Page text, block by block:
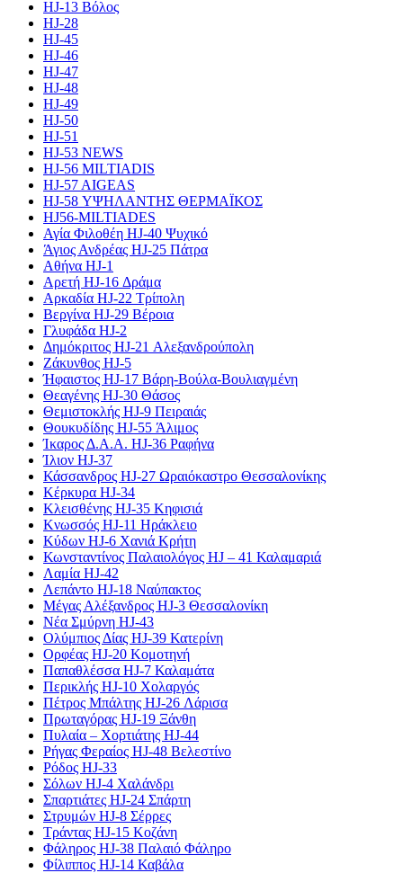
HJ-13 Βόλος
HJ-28
HJ-45
HJ-46
HJ-47
HJ-48
HJ-49
HJ-50
HJ-51
HJ-53 NEWS
HJ-56 MILTIADIS
HJ-57 AIGEAS
HJ-58 ΥΨΗΛΑΝΤΗΣ ΘΕΡΜΑΪΚΟΣ
HJ56-MILTIADES
Αγία Φιλοθέη HJ-40 Ψυχικό
Άγιος Ανδρέας HJ-25 Πάτρα
Αθήνα HJ-1
Αρετή HJ-16 Δράμα
Αρκαδία HJ-22 Τρίπολη
Βεργίνα HJ-29 Βέροια
Γλυφάδα HJ-2
Δημόκριτος HJ-21 Αλεξανδρούπολη
Ζάκυνθος HJ-5
Ήφαιστος HJ-17 Βάρη-Βούλα-Βουλιαγμένη
Θεαγένης HJ-30 Θάσος
Θεμιστοκλής HJ-9 Πειραιάς
Θουκυδίδης HJ-55 Άλιμος
Ίκαρος Δ.Α.Α. HJ-36 Ραφήνα
Ίλιον HJ-37
Κάσσανδρος HJ-27 Ωραιόκαστρο Θεσσαλονίκης
Κέρκυρα HJ-34
Κλεισθένης HJ-35 Κηφισιά
Κνωσσός HJ-11 Ηράκλειο
Κύδων HJ-6 Χανιά Κρήτη
Κωνσταντίνος Παλαιολόγος HJ – 41 Καλαμαριά
Λαμία HJ-42
Λεπάντο HJ-18 Ναύπακτος
Μέγας Αλέξανδρος HJ-3 Θεσσαλονίκη
Νέα Σμύρνη HJ-43
Ολύμπιος Δίας HJ-39 Κατερίνη
Ορφέας HJ-20 Κομοτηνή
Παπαθλέσσα HJ-7 Καλαμάτα
Περικλής HJ-10 Χολαργός
Πέτρος Μπάλτης HJ-26 Λάρισα
Πρωταγόρας HJ-19 Ξάνθη
Πυλαία – Χορτιάτης HJ-44
Ρήγας Φεραίος HJ-48 Βελεστίνο
Ρόδος HJ-33
Σόλων HJ-4 Χαλάνδρι
Σπαρτιάτες HJ-24 Σπάρτη
Στρυμών HJ-8 Σέρρες
Τράντας HJ-15 Κοζάνη
Φάληρος HJ-38 Παλαιό Φάληρο
Φίλιππος HJ-14 Καβάλα